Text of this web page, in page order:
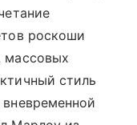
роскоши
массовых
стиль